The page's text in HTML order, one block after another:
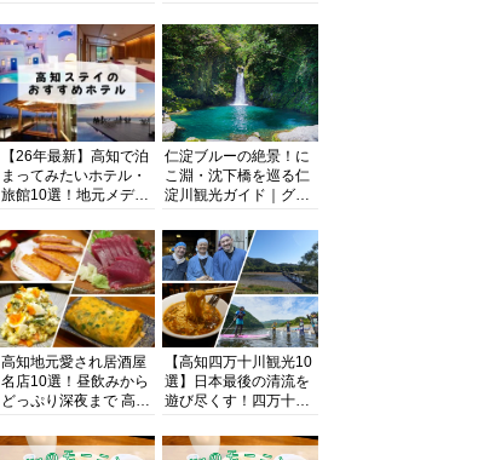
浴にキャンプまで透明
度抜群の海の楽園を徹
底紹介
【26年最新】高知で泊
まってみたいホテル・
旅館10選！地元メディ
厳選
仁淀ブルーの絶景！に
こ淵・沈下橋を巡る仁
淀川観光ガイド｜グル
まで完全網羅！
高知地元愛され居酒屋
名店10選！昼飲みから
どっぷり深夜まで 高知
知グルメPro】
【高知四万十川観光10
選】日本最後の清流を
遊び尽くす！四万十川
を網羅したおすすめガ